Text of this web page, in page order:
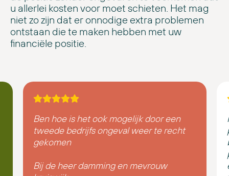
u allerlei kosten voor moet schieten. Het mag
niet zo zijn dat er onnodige extra problemen
ontstaan die te maken hebben met uw
financiële positie.
Ben hoe is het ook mogelijk door een
tweede bedrijfs ongeval weer te recht
gekomen
Bij de heer damming en mevrouw